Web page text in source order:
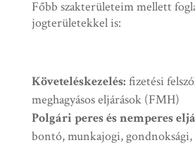
Főbb szakterületeim mellett
jogterületekkel is:
Követeléskezelés: fizetési
meghagyásos eljárások (FMH)
Polgári peres és nemperes
bontó, munkajogi,